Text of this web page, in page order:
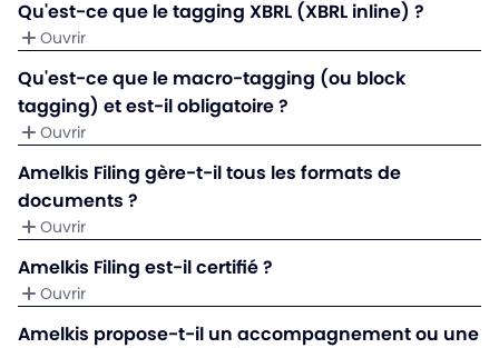
Qu'est-ce que le tagging XBRL (XBRL inline) ?
Ouvrir
Qu'est-ce que le macro-tagging (ou block
tagging) et est-il obligatoire ?
Ouvrir
Amelkis Filing gère-t-il tous les formats de
documents ?
Ouvrir
Amelkis Filing est-il certifié ?
Ouvrir
Amelkis propose-t-il un accompagnement ou une